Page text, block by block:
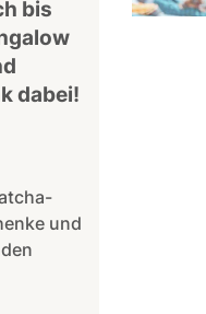
bis
dabei!
und